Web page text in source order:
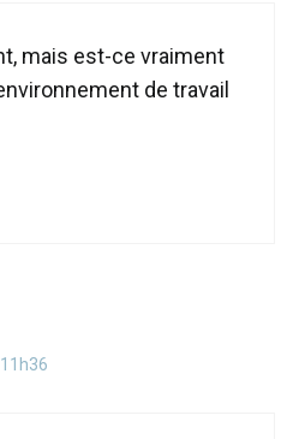
mais est-ce vraiment
de travail